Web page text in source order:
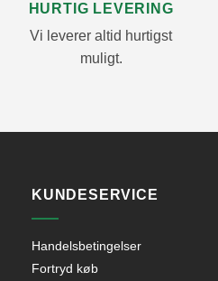
HURTIG LEVERING
Vi leverer altid hurtigst
muligt.
KUNDESERVICE
Handelsbetingelser
Fortryd køb